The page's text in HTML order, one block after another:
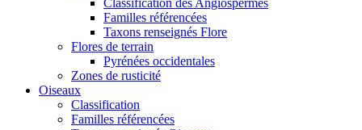
Classification des Angiospermes
Familles référencées
Taxons renseignés Flore
Flores de terrain
Pyrénées occidentales
Zones de rusticité
Oiseaux
Classification
Familles référencées